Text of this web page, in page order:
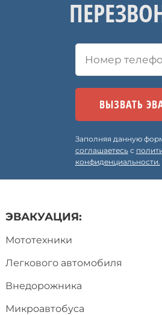
Заполняя данную
соглашаетесьс
конфиденциальности.
ЭВАКУАЦИЯ:
Мототехники
Легкового автомобиля
Внедорожника
Микроавтобуса